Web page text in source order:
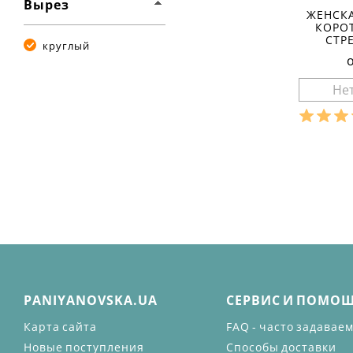
Вырез
круглый
PANIYANOVSKA.UA
Карта сайта
Новые поступления
СЕРВИС И
FAQ - часто
Способы доставки